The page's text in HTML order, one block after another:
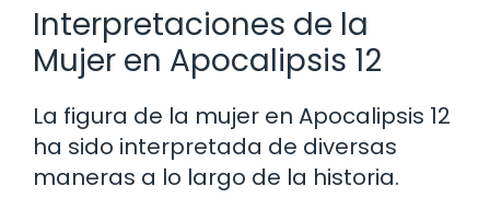
Interpretaciones de la
Mujer en Apocalipsis 12
La figura de la mujer en Apocalipsis 12
ha sido interpretada de diversas
maneras a lo largo de la historia.